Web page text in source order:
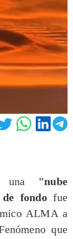
una "nube
fondofue
ALMA a
que